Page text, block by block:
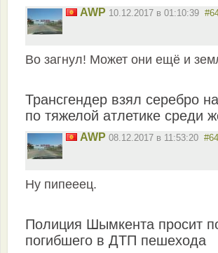
AWP 10.12.2017 в 01:10:39
Во загнул! Может они ещё и
Трансгендер взял серебро
по тяжелой атлетике среди
AWP 08.12.2017 в 11:53:20
Ну пипееец.
Полиция Шымкента просит
погибшего в ДТП пешехода